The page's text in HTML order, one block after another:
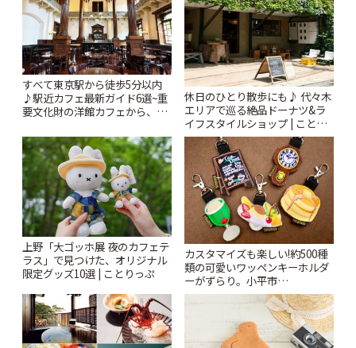
すべて東京駅から徒歩5分以内
♪駅近カフェ最新ガイド6選~重
要文化財の洋館カフェから、改
りっぷ
休日のひとり散歩にも♪ 代々木
エリアで巡る絶品ドーナツ&ラ
イフスタイルショップ | ことり
っぷ
上野「大ゴッホ展 夜のカフェテ
ラス」で見つけた、オリジナル
限定グッズ10選 | ことりっぷ
カスタマイズも楽しい!約500種
類の可愛いワッペンキーホルダ
ーがずらり。小平市
「Kimamaya T&K」 | ことりっ